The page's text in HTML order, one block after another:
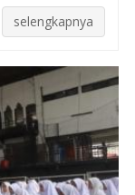
selengkapnya